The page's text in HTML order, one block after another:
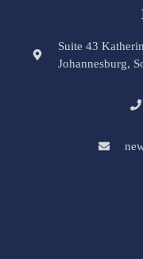
Suite 43
Johannesburg,